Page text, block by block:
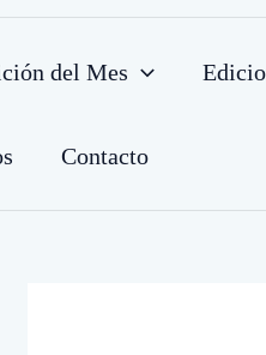
del Mes
Contacto